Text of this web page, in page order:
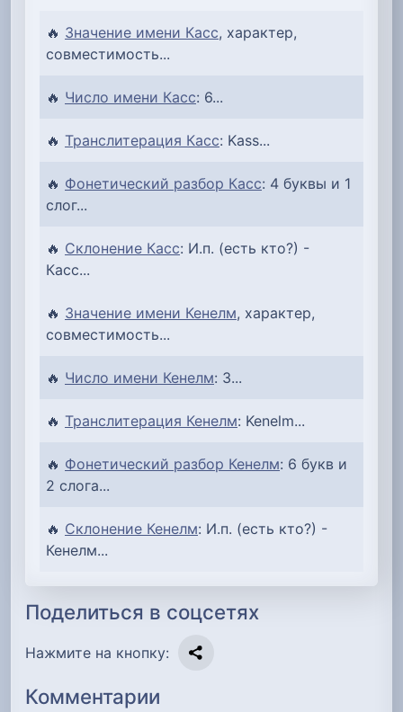
🔥 Значение имени Касс, характер,
совместимость...
🔥 Число имени Касс: 6...
🔥 Транслитерация Касс: Kass...
🔥 Фонетический разбор Касс: 4 буквы и 1
слог...
🔥 Склонение Касс: И.п. (есть кто?) -
Касс...
🔥 Значение имени Кенелм, характер,
совместимость...
🔥 Число имени Кенелм: 3...
🔥 Транслитерация Кенелм: Kenelm...
🔥 Фонетический разбор Кенелм: 6 букв и
2 слога...
🔥 Склонение Кенелм: И.п. (есть кто?) -
Кенелм...
Поделиться в соцсетях
Нажмите на кнопку:
Комментарии